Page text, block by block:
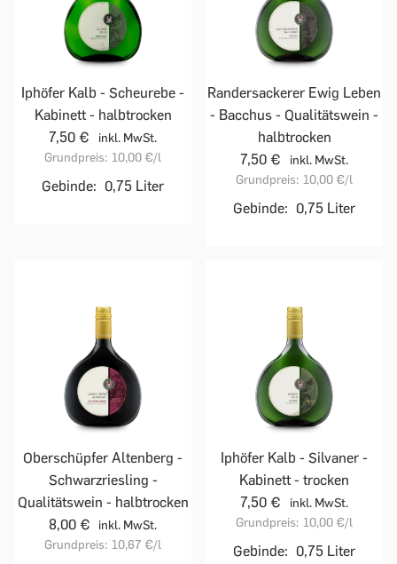
Iphöfer Kalb - Scheurebe -
Kabinett - halbtrocken
7,50 €
inkl. MwSt.
Grundpreis: 10,00 €/l
Gebinde: 0,75 Liter
Randersackerer Ewig Leben
- Bacchus - Qualitätswein -
halbtrocken
7,50 €
inkl. MwSt.
Grundpreis: 10,00 €/l
Gebinde: 0,75 Liter
Oberschüpfer Altenberg -
Schwarzriesling -
Qualitätswein - halbtrocken
8,00 €
inkl. MwSt.
Grundpreis: 10,67 €/l
Iphöfer Kalb - Silvaner -
Kabinett - trocken
7,50 €
inkl. MwSt.
Grundpreis: 10,00 €/l
Gebinde: 0,75 Liter